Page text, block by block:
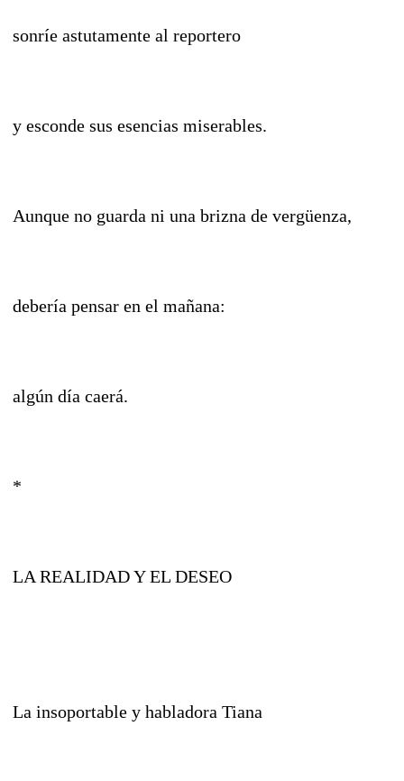
sonríe astutamente al reportero
y esconde sus esencias miserables.
Aunque no guarda ni una brizna de vergüenza,
debería pensar en el mañana:
algún día caerá.
*
LA REALIDAD Y EL DESEO
La insoportable y habladora Tiana